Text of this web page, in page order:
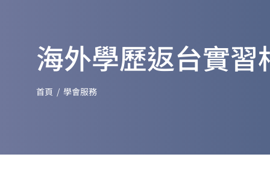
​首頁 / 學會服務
海外學歷返台實習